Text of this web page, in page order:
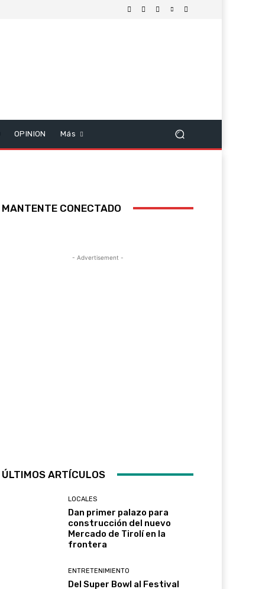
OPINION Más
MANTENTE CONECTADO
- Advertisement -
ÚLTIMOS ARTÍCULOS
LOCALES
Dan primer palazo para
construcción del nuevo
Mercado de Tirolí en la
frontera
ENTRETENIMIENTO
Del Super Bowl al Festival